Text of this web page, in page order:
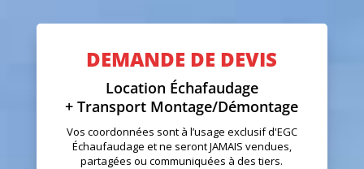
DEMANDE DE DEVIS
Location Échafaudage
+ Transport Montage/Démontage
Vos coordonnées sont à l’usage exclusif d'EGC
Échaufaudage et ne seront JAMAIS vendues,
partagées ou communiquées à des tiers.